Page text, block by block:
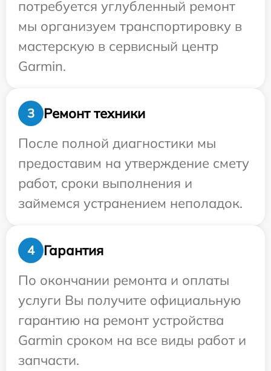
потребуется углубленный ремонт
мы организуем транспортировку в
мастерскую в сервисный центр
Garmin.
3
Ремонт техники
После полной диагностики мы
предоставим на утверждение смету
работ, сроки выполнения и
займемся устранением неполадок.
4
Гарантия
По окончании ремонта и оплаты
услуги Вы получите официальную
гарантию на ремонт устройства
Garmin сроком на все виды работ и
запчасти.